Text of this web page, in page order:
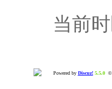
当前
Powered by Discuz! 5.5.0©